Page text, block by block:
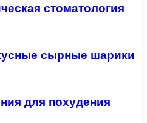
стоматология
сырные шарики
для похудения